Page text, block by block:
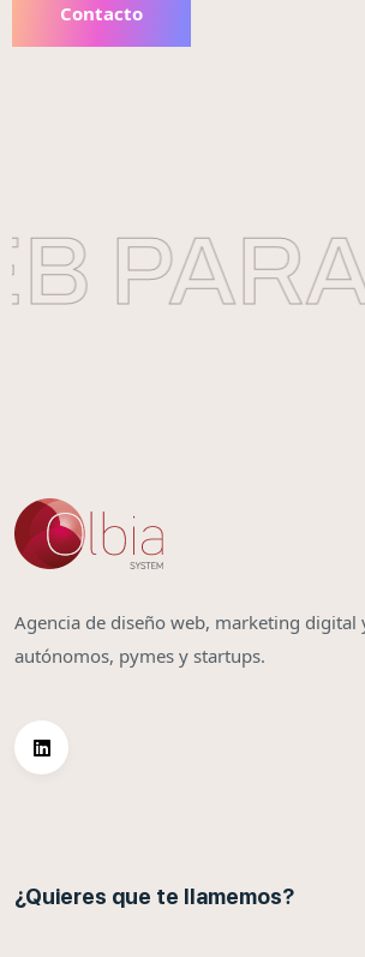
Contacto
PARA
Agencia de diseño web, marketing digital
autónomos, pymes y startups.
¿Quieres que te llamemos?